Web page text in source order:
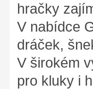
hračky
V nabídce
dráček,
V širokém
pro kluky i